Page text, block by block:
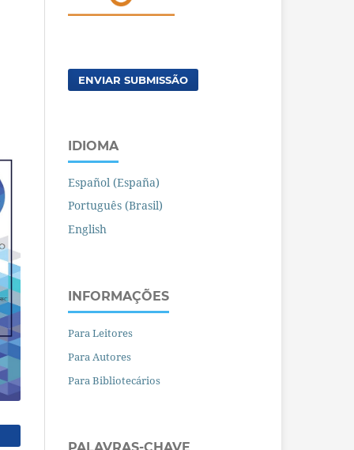
ENVIAR SUBMISSÃO
IDIOMA
Español (España)
Português (Brasil)
English
INFORMAÇÕES
Para Leitores
Para Autores
Para Bibliotecários